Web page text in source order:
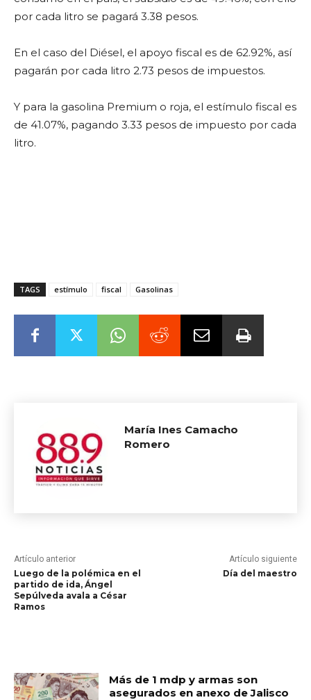
por cada litro se pagará 3.38 pesos.
En el caso del Diésel, el apoyo fiscal es de 62.92%, así
pagarán por cada litro 2.73 pesos de impuestos.
Y para la gasolina Premium o roja, el estímulo fiscal es
de 41.07%, pagando 3.33 pesos de impuesto por cada
litro.
TAGS estímulo fiscal Gasolinas
María Ines Camacho
Romero
Artículo anterior
Luego de la polémica en el
partido de ida, Ángel
Sepúlveda avala a César
Ramos
Artículo siguiente
Día del maestro
Más de 1 mdp y armas son
asegurados en anexo de Jalisco